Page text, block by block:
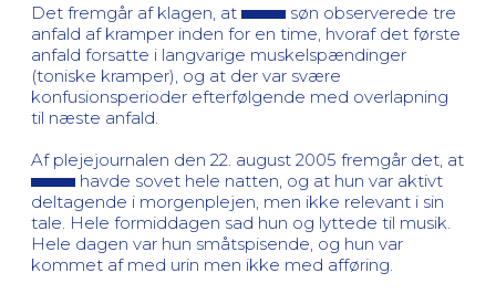
Det fremgår af klagen, at
søn observerede tre
anfald af kramper inden for en time, hvoraf det første
anfald forsatte i langvarige muskelspændinger
(toniske kramper), og at der var svære
konfusionsperioder efterfølgende med overlapning
til næste anfald.
Af plejejournalen den 22. august 2005 fremgår det, at
havde sovet hele natten, og at hun var aktivt
deltagende i morgenplejen, men ikke relevant i sin
tale. Hele formiddagen sad hun og lyttede til musik.
Hele dagen var hun småtspisende, og hun var
kommet af med urin men ikke med afføring.